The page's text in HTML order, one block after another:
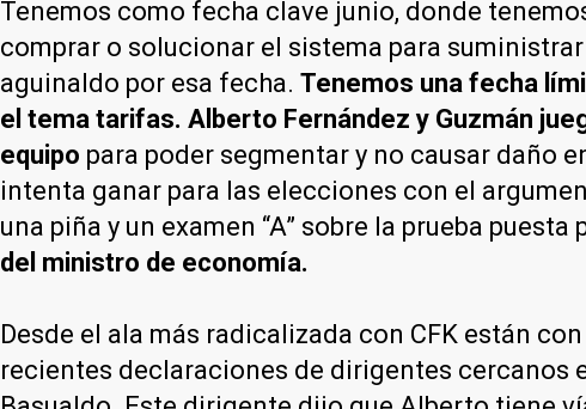
Tenemos como fecha clave junio, donde
comprar o solucionar el sistema para
aguinaldo por esa fecha. Tenemos una fecha
el tema tarifas. Alberto Fernández y Guzmán
equipo para poder segmentar y no causar daño
intenta ganar para las elecciones con el
una piña y un examen “A” sobre la prueba
del ministro de economía.
Desde el ala más radicalizada con CFK están
recientes declaraciones de dirigentes cercanos